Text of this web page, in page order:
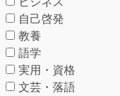
自己啓発
教養
語学
実用・資格
文芸・落語